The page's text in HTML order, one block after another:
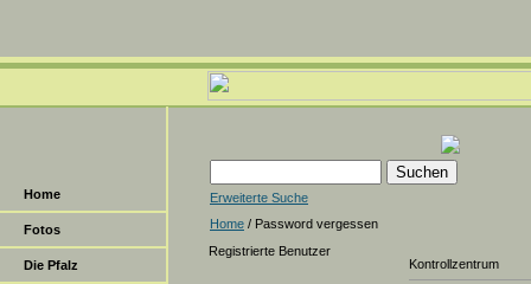
Home
Fotos
Die Pfalz
Erweiterte Suche
Home / Password vergessen
Registrierte Benutzer
Kontrollzentrum